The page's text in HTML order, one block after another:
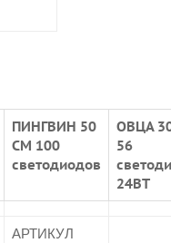
ПИНГВИН 50
СМ 100
светодиодов
ОВЦА
56
24ВТ
АРТИКУЛ